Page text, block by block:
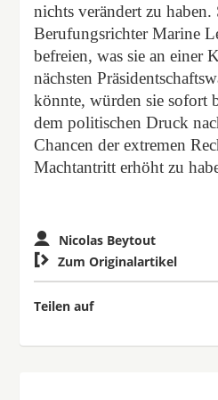
nichts verändert zu
Berufungsrichter Marine
befreien, was sie an einer
nächsten
könnte, würden sie sofort
dem politischen Druck
Chancen der extremen
Machtantritt erhöht zu
Nicolas Beytout
 Zum Originalartikel
Teilen auf